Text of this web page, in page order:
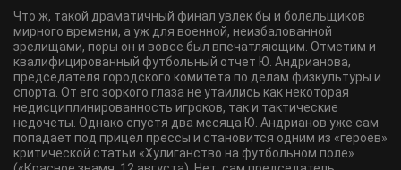
Что ж, такой драматичный финал увлек бы и болельщиков
мирного времени, а уж для военной, неизбалованной
зрелищами, поры он и вовсе был впечатляющим. Отметим и
квалифицированный футбольный отчет Ю. Андрианова,
председателя городского комитета по делам физкультуры и
спорта. От его зоркого глаза не утаились как некоторая
недисциплинированность игроков, так и тактические
недочеты. Однако спустя два месяца Ю. Андрианов уже сам
попадает под прицел прессы и становится одним из «героев»
критической статьи «Хулиганство на футбольном поле»